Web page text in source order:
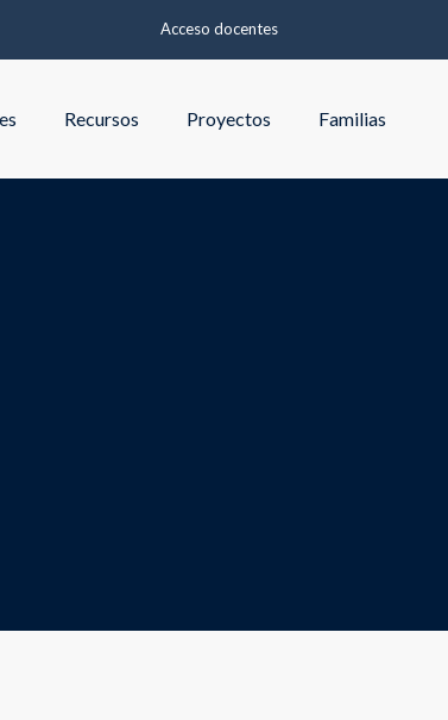
Acceso docentes
Recursos Proyectos Familias